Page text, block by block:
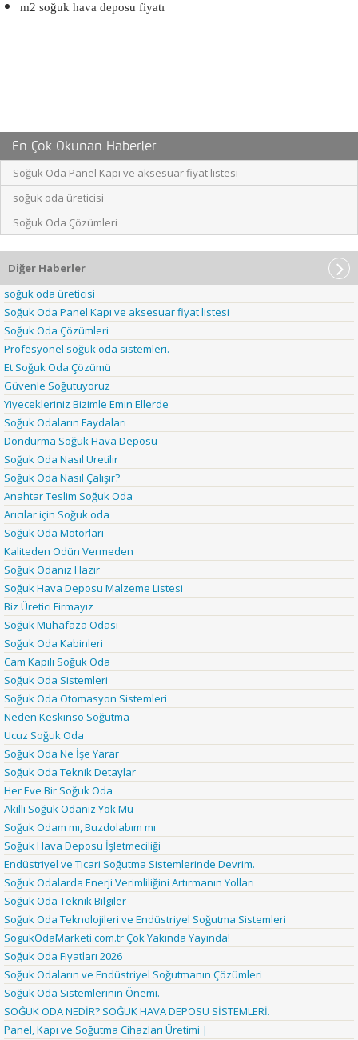
m2 soğuk hava deposu fiyatı
En Çok Okunan Haberler
Soğuk Oda Panel Kapı ve aksesuar fiyat listesi
soğuk oda üreticisi
Soğuk Oda Çözümleri
Diğer Haberler
soğuk oda üreticisi
Soğuk Oda Panel Kapı ve aksesuar fiyat listesi
Soğuk Oda Çözümleri
Profesyonel soğuk oda sistemleri.
Et Soğuk Oda Çözümü
Güvenle Soğutuyoruz
Yiyecekleriniz Bizimle Emin Ellerde
Soğuk Odaların Faydaları
Dondurma Soğuk Hava Deposu
Soğuk Oda Nasıl Üretilir
Soğuk Oda Nasıl Çalışır?
Anahtar Teslim Soğuk Oda
Arıcılar için Soğuk oda
Soğuk Oda Motorları
Kaliteden Ödün Vermeden
Soğuk Odanız Hazır
Soğuk Hava Deposu Malzeme Listesi
Biz Üretici Firmayız
Soğuk Muhafaza Odası
Soğuk Oda Kabinleri
Cam Kapılı Soğuk Oda
Soğuk Oda Sistemleri
Soğuk Oda Otomasyon Sistemleri
Neden Keskinso Soğutma
Ucuz Soğuk Oda
Soğuk Oda Ne İşe Yarar
Soğuk Oda Teknik Detaylar
Her Eve Bir Soğuk Oda
Akıllı Soğuk Odanız Yok Mu
Soğuk Odam mı, Buzdolabım mı
Soğuk Hava Deposu İşletmeciliği
Endüstriyel ve Ticari Soğutma Sistemlerinde Devrim.
Soğuk Odalarda Enerji Verimliliğini Artırmanın Yolları
Soğuk Oda Teknik Bilgiler
Soğuk Oda Teknolojileri ve Endüstriyel Soğutma Sistemleri
SogukOdaMarketi.com.tr Çok Yakında Yayında!
Soğuk Oda Fiyatları 2026
Soğuk Odaların ve Endüstriyel Soğutmanın Çözümleri
Soğuk Oda Sistemlerinin Önemi.
SOĞUK ODA NEDİR? SOĞUK HAVA DEPOSU SİSTEMLERİ.
Panel, Kapı ve Soğutma Cihazları Üretimi |